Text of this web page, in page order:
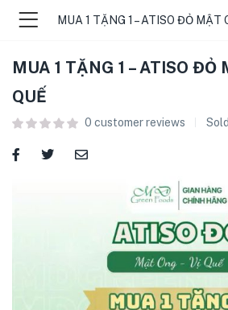
MUA 1 TẶNG 1 – ATISO ĐỎ
QUẾ
0 customer reviews